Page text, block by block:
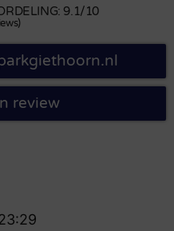
9.1/10
review